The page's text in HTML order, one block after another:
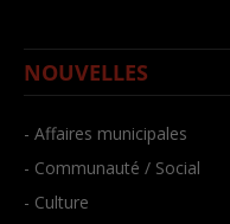
NOUVELLES
- Affaires municipales
- Communauté / Social
- Culture